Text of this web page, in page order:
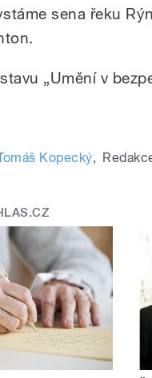
sena řeku
„Umění v
Kopecký,